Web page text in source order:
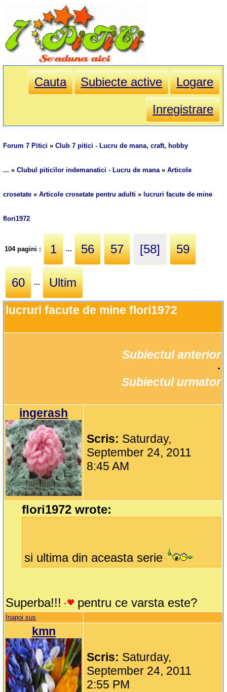
Cauta Subiecte active
Logare
Inregistrare
Forum 7 Pitici »Club 7 pitici - Lucru de mana, craft, hobby
... »Clubul piticilor indemanatici - Lucru de mana»Articole
crosetate »Articole crosetate pentru adulti » lucruri facute de mine
flori1972
104 pagini : 1 ... 56 57 [58] 59
60 ... Ultim
lucruri facute de mine flori1972
Subiectul anterior
Subiectul urmator
ingerash
Scris: Saturday,
September 24, 2011
8:45 AM
flori1972 wrote:
si ultima din aceasta serie
Superba!!! pentru ce varsta este?
Inapoi sus
kmn
Scris: Saturday,
September 24, 2011
2:55 PM